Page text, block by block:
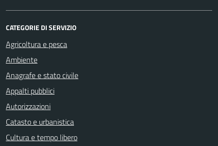
CATEGORIE DI SERVIZIO
Agricoltura e pesca
Ambiente
Anagrafe e stato civile
Appalti pubblici
Autorizzazioni
Catasto e urbanistica
Cultura e tempo libero